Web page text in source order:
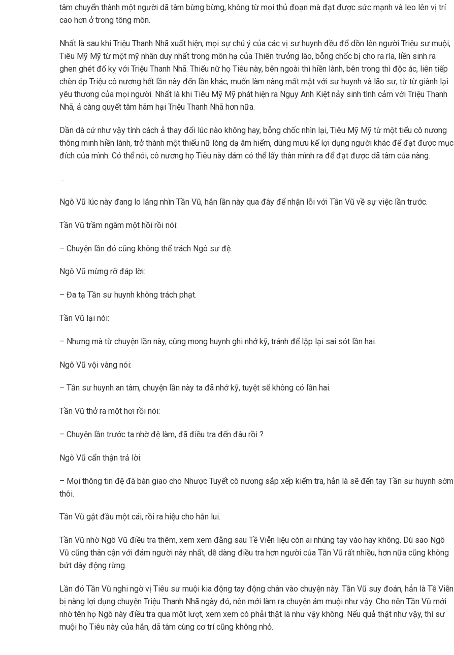
tâm chuyển thành một người dã tâm bừng bừng, không từ mọi thủ đoạn mà đạt được sức mạnh và leo lên vị trí
cao hơn ở trong tông môn.
Nhất là sau khi Triệu Thanh Nhã xuất hiện, mọi sự chú ý của các vị sư huynh đều đổ dồn lên người Triệu sư muội,
Tiêu Mỹ Mỹ từ một mỹ nhân duy nhất trong môn hạ của Thiên trưởng lão, bỗng chốc bị cho ra rìa, liền sinh ra
ghen ghét đố kỵ với Triệu Thanh Nhã. Thiếu nữ họ Tiêu này, bên ngoài thì hiền lành, bên trong thì độc ác, liên tiếp
chèn ép Triệu cô nương hết lần này đến lần khác, muốn làm nàng mất mặt với sư huynh và lão sư, từ từ giành lại
yêu thương của mọi người. Nhất là khi Tiêu Mỹ Mỹ phát hiện ra Ngụy Anh Kiệt nảy sinh tình cảm với Triệu Thanh
Nhã, ả càng quyết tâm hãm hại Triệu Thanh Nhã hơn nữa.
Dần dà cứ như vậy tính cách ả thay đổi lúc nào không hay, bỗng chốc nhìn lại, Tiêu Mỹ Mỹ từ một tiểu cô nương
thông minh hiền lành, trở thành một thiếu nữ lòng dạ âm hiểm, dùng mưu kế lợi dụng người khác để đạt được mục
đích của mình. Có thể nói, cô nương họ Tiêu này dám có thể lấy thân mình ra để đạt được dã tâm của nàng.
…
Ngô Vũ lúc này đang lo lắng nhìn Tần Vũ, hắn lần này qua đây để nhận lỗi với Tần Vũ về sự việc lần trước.
Tần Vũ trầm ngâm một hồi rồi nói:
– Chuyện lần đó cũng không thể trách Ngô sư đệ.
Ngô Vũ mừng rỡ đáp lời:
– Đa tạ Tần sư huynh không trách phạt.
Tần Vũ lại nói:
– Nhưng mà từ chuyện lần này, cũng mong huynh ghi nhớ kỹ, tránh để lặp lại sai sót lần hai.
Ngô Vũ vội vàng nói:
– Tần sư huynh an tâm, chuyện lần này ta đã nhớ kỹ, tuyệt sẽ không có lần hai.
Tần Vũ thở ra một hơi rồi nói:
– Chuyện lần trước ta nhờ đệ làm, đã điều tra đến đâu rồi ?
Ngô Vũ cẩn thận trả lời:
– Mọi thông tin đệ đã bàn giao cho Nhược Tuyết cô nương sắp xếp kiểm tra, hẳn là sẽ đến tay Tần sư huynh sớm
thôi.
Tần Vũ gật đầu một cái, rồi ra hiệu cho hắn lui.
Tần Vũ nhờ Ngô Vũ điều tra thêm, xem xem đằng sau Tề Viễn liệu còn ai nhúng tay vào hay không. Dù sao Ngô
Vũ cũng thân cận với đám người này nhất, dễ dàng điều tra hơn người của Tần Vũ rất nhiều, hơn nữa cũng không
bứt dây động rừng.
Lần đó Tần Vũ nghi ngờ vị Tiêu sư muội kia động tay động chân vào chuyện này. Tần Vũ suy đoán, hẳn là Tề Viễn
bị nàng lợi dụng chuyện Triệu Thanh Nhã ngày đó, nên mới làm ra chuyện ám muội như vậy. Cho nên Tần Vũ mới
nhờ tên họ Ngô này điều tra qua một lượt, xem xem có phải thật là như vậy không. Nếu quả thật như vậy, thì sư
muội họ Tiêu này của hắn, dã tâm cùng cơ trí cũng không nhỏ.